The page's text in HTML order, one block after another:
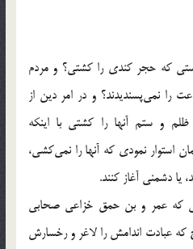
که حجر کندی را کشتی؟ و مردم
را نمی‌پسندیدند؟ و در امر دین از
و ستم آنها را کشتی با اینکه
استوار نمودی که آنها را نمی‌کشی،
یا دشمنی آغاز کنند.
که عمر و بن حمق خزاعی صحابی
عبادت اندامش را لاغر و رخسارش